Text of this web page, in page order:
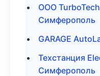
ООО
Симферополь
GARAGE
Техстанция
Симферополь